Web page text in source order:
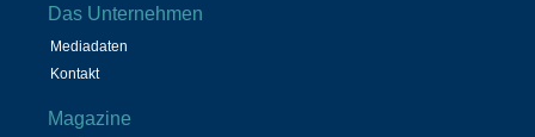
Das Unternehmen
Mediadaten
Kontakt
Magazine